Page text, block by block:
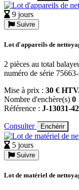
9 jours
Suivre
Lot d'appareils de
2 pièces au total
numéro de série
Mise à prix : 30 €
Nombre d'enchère(s) 0
Référence : J-13031-42
Consulter Enchérir
5 jours
Suivre
Lot de matériel de